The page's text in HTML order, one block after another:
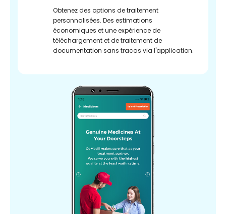
Obtenez des options de traitement
personnalisées. Des estimations
économiques et une expérience de
téléchargement et de traitement de
documentation sans tracas via l'application.